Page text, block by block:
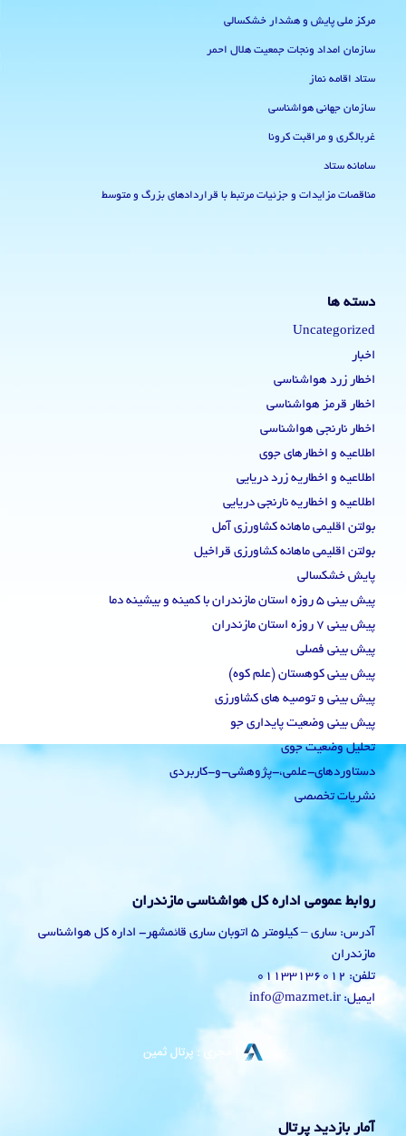
مرکز ملی پایش و هشدار خشکسالی
سازمان امداد ونجات جمعیت هلال احمر
ستاد اقامه نماز
سازمان جهانی هواشناسی
غربالگری و مراقبت کرونا
سامانه ستاد
مناقصات مزایدات و جزئیات مرتبط با قراردادهای بزرگ و متوسط
دسته ها
Uncategorized
اخبار
اخطار زرد هواشناسی
اخطار قرمز هواشناسی
اخطار نارنجی هواشناسی
اطلاعیه و اخطارهای جوی
اطلاعیه و اخطاریه زرد دریایی
اطلاعیه و اخطاریه نارنجی دریایی
بولتن اقلیمی ماهانه کشاورزی آمل
بولتن اقلیمی ماهانه کشاورزی قراخیل
پایش خشکسالی
پیش بینی 5 روزه استان مازندران با کمینه و بیشینه دما
پیش بینی 7 روزه استان مازندران
پیش بینی فصلی
پیش بینی کوهستان (علم کوه)
پیش بینی و توصیه های کشاورزی
پیش بینی وضعیت پایداری جو
تحلیل وضعیت جوی
دستاوردهای-علمی،-پژوهشی-و-کاربردی
نشریات تخصصی
روابط عمومی اداره کل هواشناسی مازندران
آدرس: ساری – کیلومتر 5 اتوبان ساری قائمشهر- اداره کل هواشناسی
مازندران
تلفن: 01133136012
ایمیل: info@mazmet.ir
آمار بازدید پرتال